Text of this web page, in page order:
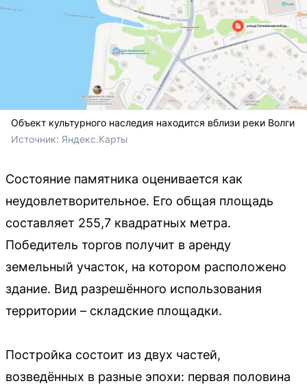
Объект культурного наследия находится вблизи реки Волги
Источник: Яндекс.Карты
Состояние памятника оценивается как
неудовлетворительное. Его общая площадь
составляет 255,7 квадратных метра.
Победитель торгов получит в аренду
земельный участок, на котором расположено
здание. Вид разрешённого использования
территории – складские площадки.
Постройка состоит из двух частей,
возведённых в разные эпохи: первая половина